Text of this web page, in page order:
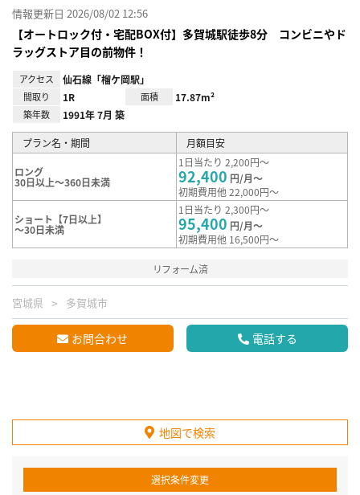
情報更新日 2026/08/02 12:56
【オートロック付・宅配BOX付】多賀城駅徒歩8分 コンビニやド
ラッグストア目の前物件！
アクセス 仙石線「榴ケ岡駅」
間取り 1R 面積 17.87m²
築年数 1991年 7月 築
プラン名・期間 月額目安
ロング
30日以上～360日未満
1日当たり 2,200円～
92,400 円/月～
初期費用他 22,000円～
ショート【7日以上】
～30日未満
1日当たり 2,300円～
95,400 円/月～
初期費用他 16,500円～
リフォーム済
宮城県 多賀城市
お問合わせ 電話する
地図で検索
選択条件変更